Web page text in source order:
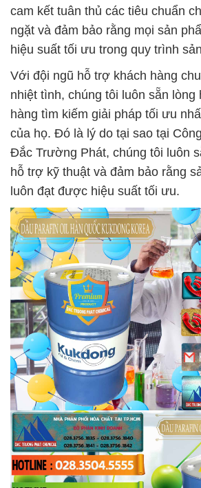
cam kết tuân thủ các tiêu chuẩn
ngặt và đảm bảo rằng mọi sản
hiệu suất tối ưu trong quy trình
Với đội ngũ hỗ trợ khách hàng
nhiệt tình, chúng tôi luôn sẵn lòng
hàng tìm kiếm giải pháp tối ưu
của họ. Đó là lý do tại sao tại
Đắc Trường Phát, chúng tôi luôn
hỗ trợ kỹ thuật và đảm bảo rằng
luôn đạt được hiệu suất tối ưu.